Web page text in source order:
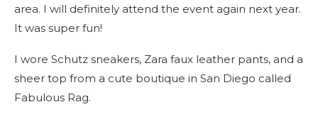
area. I will definitely attend the event again next year.
It was super fun!
I wore Schutz sneakers, Zara faux leather pants, and a
sheer top from a cute boutique in San Diego called
Fabulous Rag.